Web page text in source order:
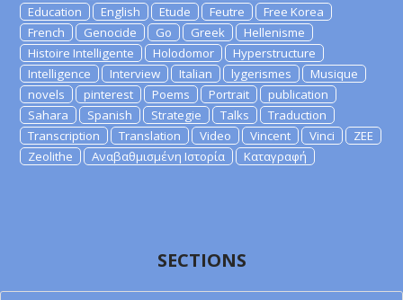
Education
English Etude Feutre
Free Korea
French
Genocide Go Greek
Hellenisme
Histoire Intelligente
Holodomor
Hyperstructure
Intelligence
Interview Italian lygerismes
Musique
novels
pinterest Poems Portrait
publication
Sahara
Spanish Strategie Talks
Traduction
Transcription
Translation Video Vincent Vinci
ZEE
Zeolithe
Αναβαθμισμένη Ιστορία Καταγραφή
SECTIONS